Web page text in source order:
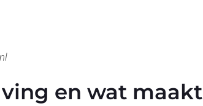
en wat